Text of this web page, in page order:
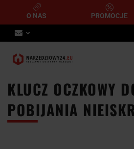
O NAS PROMOCJE
KLUCZ OCZKOWY
POBIJANIA